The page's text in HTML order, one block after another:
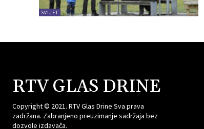
SVIJET
RTV GLAS DRINE
Copyright © 2021. RTV Glas Drine Sva prava
zadržana. Zabranjeno preuzimanje sadržaja bez
dozvole izdavača.